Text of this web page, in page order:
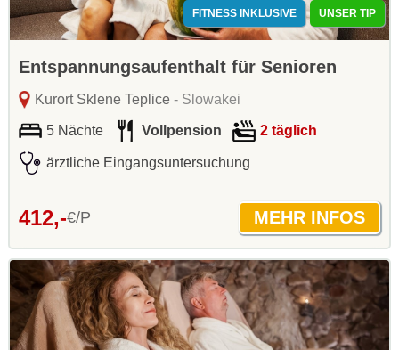
FITNESS INKLUSIVE UNSER TIP
Entspannungsaufenthalt für Senioren
Kurort Sklene Teplice- Slowakei
5 Nächte Vollpension 2 täglich
ärztliche Eingangsuntersuchung
412,-€/P